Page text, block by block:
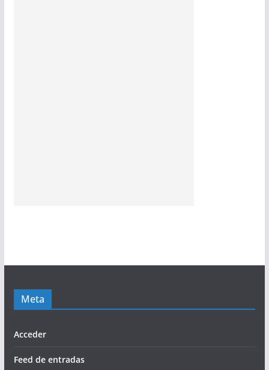
Meta
Acceder
Feed de entradas